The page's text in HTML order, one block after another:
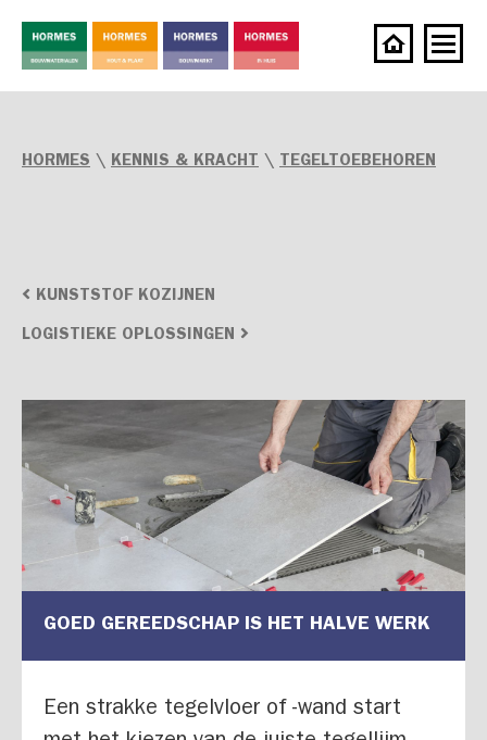
HORMES \ KENNIS & KRACHT \ TEGELTOEBEHOREN
KUNSTSTOF KOZIJNEN
LOGISTIEKE OPLOSSINGEN
GOED GEREEDSCHAP IS HET HALVE WERK
Een strakke tegelvloer of -wand start